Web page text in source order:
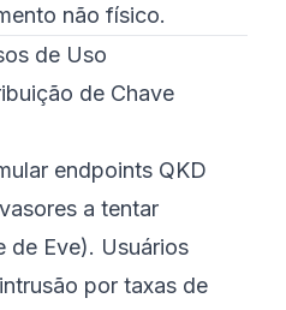
não físico.
de Uso
de Chave
endpoints QKD
a tentar
de Eve). Usuários
por taxas de